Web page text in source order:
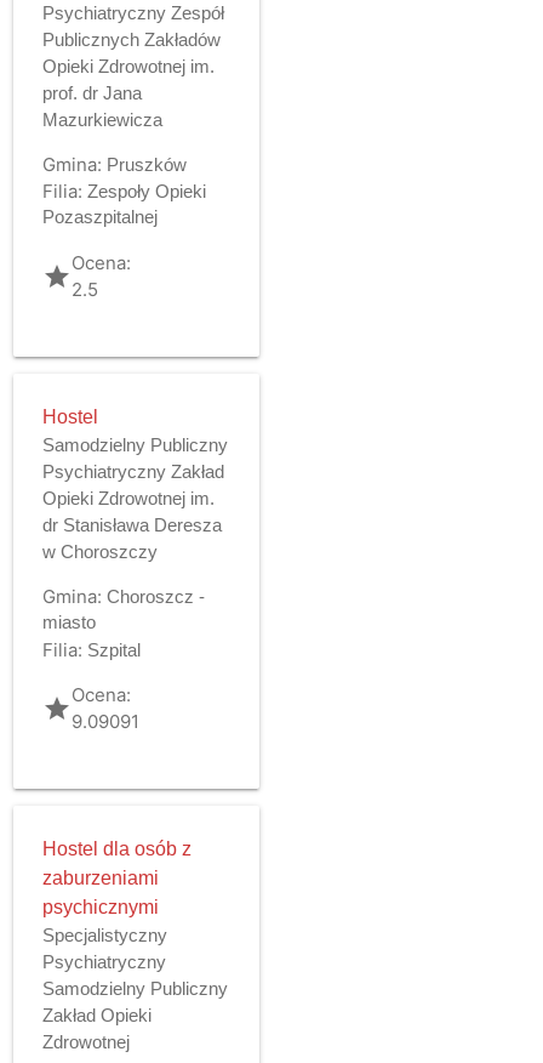
Psychiatryczny Zespół
Publicznych Zakładów
Opieki Zdrowotnej im.
prof. dr Jana
Mazurkiewicza
Gmina: Pruszków
Filia: Zespoły Opieki
Pozaszpitalnej
gradeOcena:
2.5
Hostel
Samodzielny Publiczny
Psychiatryczny Zakład
Opieki Zdrowotnej im.
dr Stanisława Deresza
w Choroszczy
Gmina: Choroszcz -
miasto
Filia: Szpital
gradeOcena:
9.09091
Hostel dla osób z
zaburzeniami
psychicznymi
Specjalistyczny
Psychiatryczny
Samodzielny Publiczny
Zakład Opieki
Zdrowotnej